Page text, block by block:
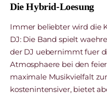
Die Hybrid-Loesung
Immer beliebter wird die
DJ: Die Band spielt
der DJ uebernimmt fuer
Atmosphaere bei den
maximale Musikvielfalt
kostenintensiver, bietet